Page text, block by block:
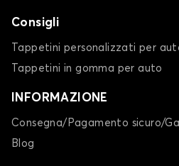
Consigli
Tappetini personalizzati per
Tappetini in gomma per auto
INFORMAZIONE
Consegna/Pagamento sicuro/
Blog